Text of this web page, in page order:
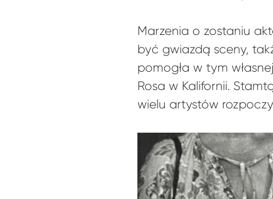
Marzenia o zostaniu
być gwiazdą sceny,
pomogła w tym
Rosa w Kalifornii.
wielu artystów